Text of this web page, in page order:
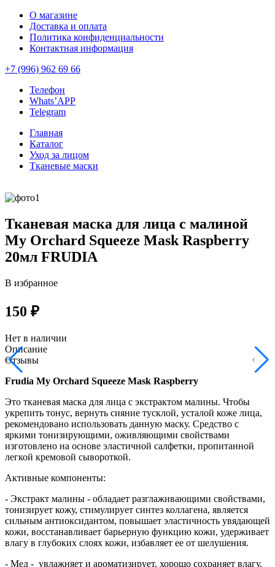
О магазине
Доставка и оплата
Политика конфиденциальности
Контактная информация
+7 (996) 962 69 66
Телефон
Whats’APP
Telegram
Главная
Каталог
Уход за лицом
Тканевые маски
Тканевая маска для лица с малиной
My Orchard Squeeze Mask Raspberry
20мл FRUDIA
В избранное
150 ₽
Нет в наличии
Описание
Отзывы
Frudia My Orchard Squeeze Mask Raspberry
Это тканевая маска для лица с экстрактом малины. Чтобы
укрепить тонус, вернуть сияние тусклой, усталой коже лица,
рекомендовано использовать данную маску. Средство с
яркими тонизирующими, оживляющими свойствами
изготовлено на основе эластичной салфетки, пропитанной
легкой кремовой сывороткой.
Активные компоненты:
- Экстракт малины - обладает разглаживающими свойствами,
тонизирует кожу, стимулирует синтез коллагена, является
сильным антиоксидантом, повышает эластичность увядающей
кожи, восстанавливает барьерную функцию кожи, удерживает
влагу в глубоких слоях кожи, избавляет ее от шелушения.
- Мед - увлажняет и ароматизирует, хорошо сохраняет влагу.